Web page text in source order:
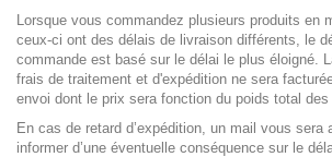
Lorsque vous commandez plusieurs produits en
ceux-ci ont des délais de livraison différents, le
commande est basé sur le délai le plus éloigné.
frais de traitement et d'expédition ne sera
envoi dont le prix sera fonction du poids total des
En cas de retard d’expédition, un mail vous sera
informer d’une éventuelle conséquence sur le